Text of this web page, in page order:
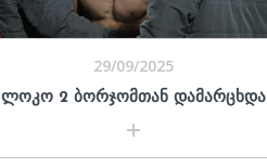
29/09/2025
ᲚᲝᲙᲝ 2 ᲑᲝᲠᲯᲝᲛᲗᲐᲜ ᲓᲐᲛᲐᲠᲪᲮᲓᲐ